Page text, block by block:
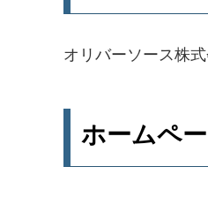
オリバーソース株
ホームペ